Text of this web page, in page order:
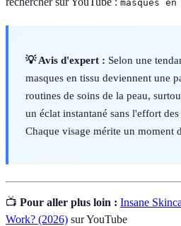
masques
💡 Avis d'expert : Selon une
masques en tissu deviennent une
routines de soins de la peau,
un éclat instantané sans l'effort
Chaque visage mérite un moment
📺 Pour aller plus loin : Insane
Work? (2026) sur YouTube